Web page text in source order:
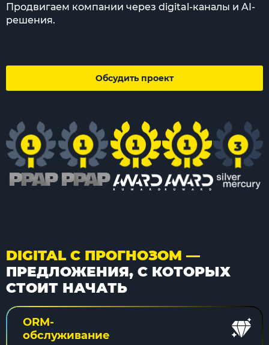
Продвигаем компании через digital-каналы и AI-
решения.
Обсудить проект
DIGITAL С ПРОГНОЗОМ —
ПРЕДЛОЖЕНИЯ, С КОТОРЫХ
СТОИТ НАЧАТЬ
ORM-
обслуживание